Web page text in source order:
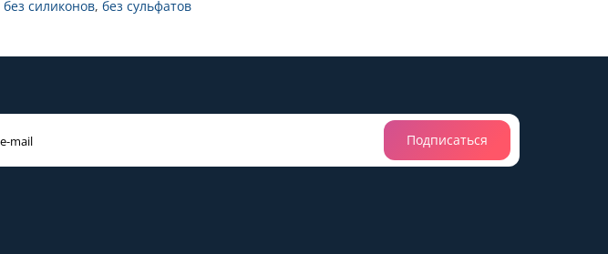
без силиконов, без сульфатов
Подписаться